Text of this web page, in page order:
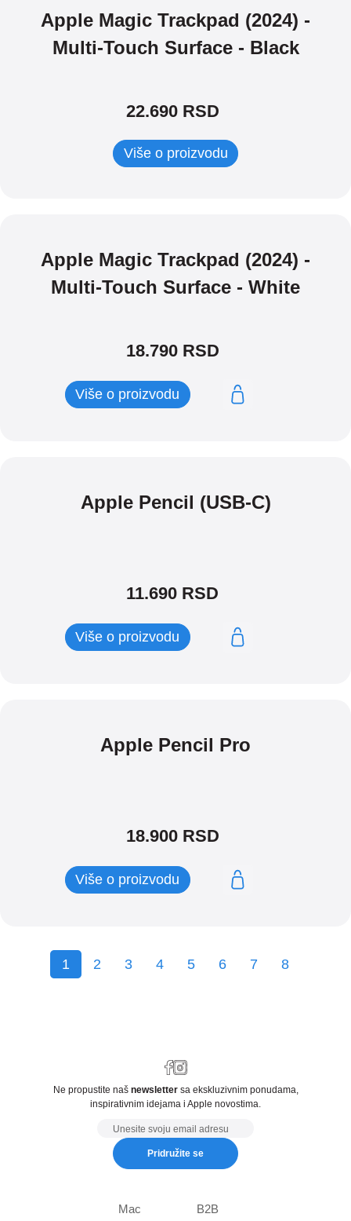
Apple Magic Trackpad (2024) -
Multi-Touch Surface - Black
22.690 RSD
Više o proizvodu
Apple Magic Trackpad (2024) -
Multi-Touch Surface - White
18.790 RSD
Više o proizvodu
Apple Pencil (USB-C)
11.690 RSD
Više o proizvodu
Apple Pencil Pro
18.900 RSD
Više o proizvodu
1 2 3 4 5 6 7 8
Ne propustite naš newslettersa ekskluzivnim ponudama,
inspirativnim idejama i Apple novostima.
Pridružite se
Mac
B2B